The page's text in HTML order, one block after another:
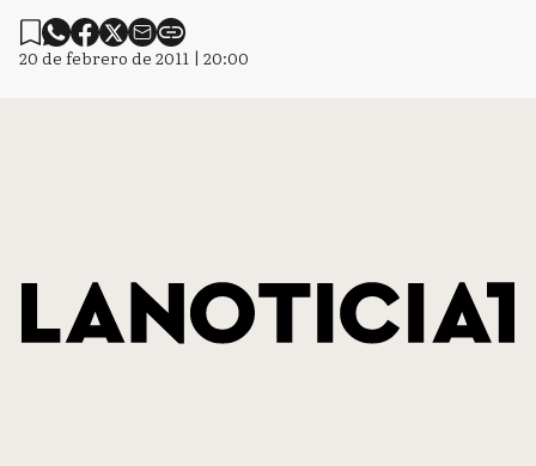
20 de febrero de 2011 | 20:00